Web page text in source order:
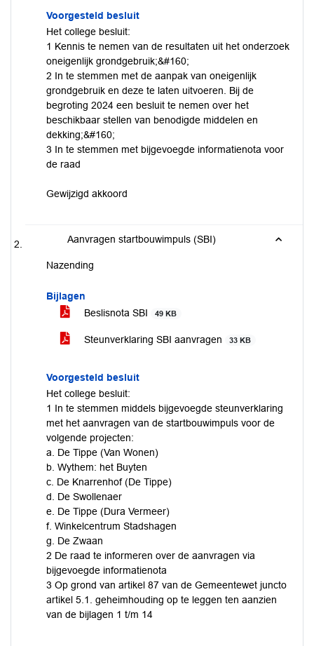
Voorgesteld besluit
Het college besluit:
1 Kennis te nemen van de resultaten uit het onderzoek
oneigenlijk grondgebruik;&#160;
2 In te stemmen met de aanpak van oneigenlijk
grondgebruik en deze te laten uitvoeren. Bij de
begroting 2024 een besluit te nemen over het
beschikbaar stellen van benodigde middelen en
dekking;&#160;
3 In te stemmen met bijgevoegde informatienota voor
de raad
Gewijzigd akkoord
Aanvragen startbouwimpuls (SBI)
Nazending
Bijlagen
Beslisnota SBI
49 KB
Steunverklaring SBI aanvragen 33 KB
Voorgesteld besluit
Het college besluit:
1 In te stemmen middels bijgevoegde steunverklaring
met het aanvragen van de startbouwimpuls voor de
volgende projecten:
a. De Tippe (Van Wonen)
b. Wythem: het Buyten
c. De Knarrenhof (De Tippe)
d. De Swollenaer
e. De Tippe (Dura Vermeer)
f. Winkelcentrum Stadshagen
g. De Zwaan
2 De raad te informeren over de aanvragen via
bijgevoegde informatienota
3 Op grond van artikel 87 van de Gemeentewet juncto
artikel 5.1. geheimhouding op te leggen ten aanzien
van de bijlagen 1 t/m 14